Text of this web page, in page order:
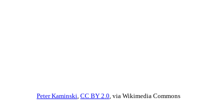
Peter Kaminski CC BY 2.0 , via Wikimedia Commons